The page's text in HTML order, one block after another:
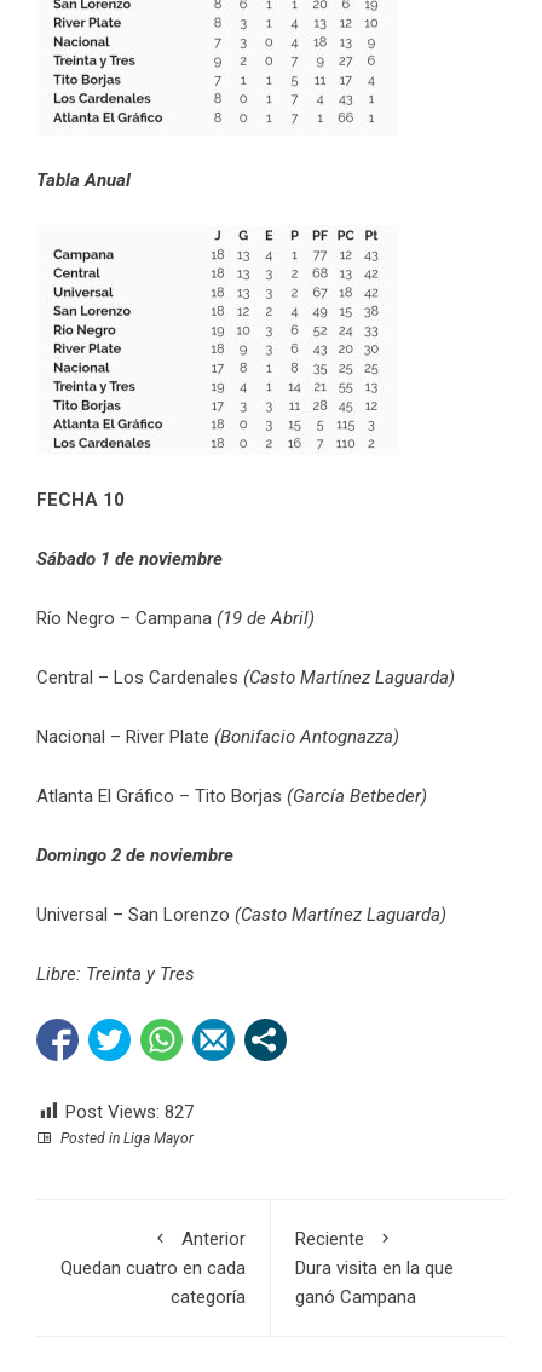
Tabla Anual
FECHA 10
Sábado 1 de noviembre
Río Negro – Campana (19 de Abril)
Central – Los Cardenales (Casto Martínez Laguarda)
Nacional – River Plate (Bonifacio Antognazza)
Atlanta El Gráfico – Tito Borjas (García Betbeder)
Domingo 2 de noviembre
Universal – San Lorenzo (Casto Martínez Laguarda)
Libre: Treinta y Tres
Post Views: 827
Posted in Liga Mayor
Anterior
Quedan cuatro en cada
categoría
Reciente
Dura visita en la que
ganó Campana